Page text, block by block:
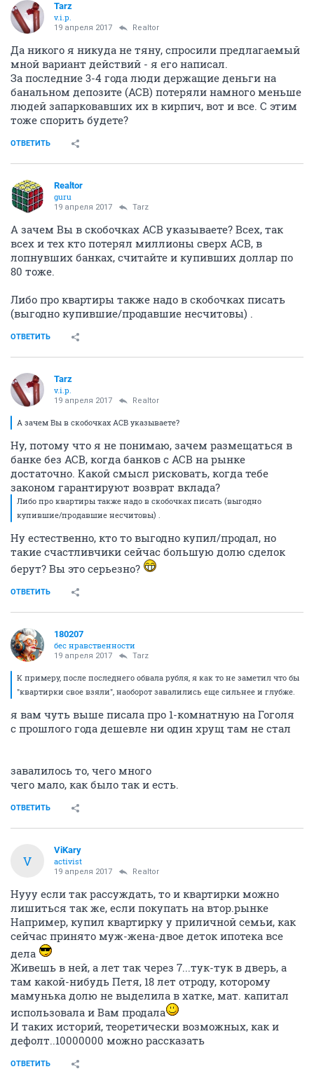
Tarz
v.i.p.
19 апреля 2017 Realtor
Да никого я никуда не тяну, спросили предлагаемый
мной вариант действий - я его написал.
За последние 3-4 года люди держащие деньги на
банальном депозите (АСВ) потеряли намного меньше
людей запарковавших их в кирпич, вот и все. С этим
тоже спорить будете?
ОТВЕТИТЬ
Realtor
guru
19 апреля 2017 Tarz
А зачем Вы в скобочках АСВ указываете? Всех, так
всех и тех кто потерял миллионы сверх АСВ, в
лопнувших банках, считайте и купивших доллар по
80 тоже.
Либо про квартиры также надо в скобочках писать
(выгодно купившие/продавшие несчитовы) .
ОТВЕТИТЬ
Tarz
v.i.p.
19 апреля 2017 Realtor
А зачем Вы в скобочках АСВ указываете?
Ну, потому что я не понимаю, зачем размещаться в
банке без АСВ, когда банков с АСВ на рынке
достаточно. Какой смысл рисковать, когда тебе
законом гарантируют возврат вклада?
Либо про квартиры также надо в скобочках писать (выгодно
купившие/продавшие несчитовы) .
Ну естественно, кто то выгодно купил/продал, но
такие счастливчики сейчас большую долю сделок
берут? Вы это серьезно?
ОТВЕТИТЬ
180207
бес нравственности
19 апреля 2017 Tarz
К примеру, после последнего обвала рубля, я как то не заметил что бы
"квартирки свое взяли", наоборот завалились еще сильнее и глубже.
я вам чуть выше писала про 1-комнатную на Гоголя
с прошлого года дешевле ни один хрущ там не стал
завалилось то, чего много
чего мало, как было так и есть.
ОТВЕТИТЬ
V
ViKary
activist
19 апреля 2017 Realtor
Нууу если так рассуждать, то и квартирки можно
лишиться так же, если покупать на втор.рынке
Например, купил квартирку у приличной семьи, как
сейчас принято муж-жена-двое деток ипотека все
дела
Живешь в ней, а лет так через 7...тук-тук в дверь, а
там какой-нибудь Петя, 18 лет отроду, которому
мамунька долю не выделила в хатке, мат. капитал
использовала и Вам продала
И таких историй, теоретически возможных, как и
дефолт..10000000 можно рассказать
ОТВЕТИТЬ